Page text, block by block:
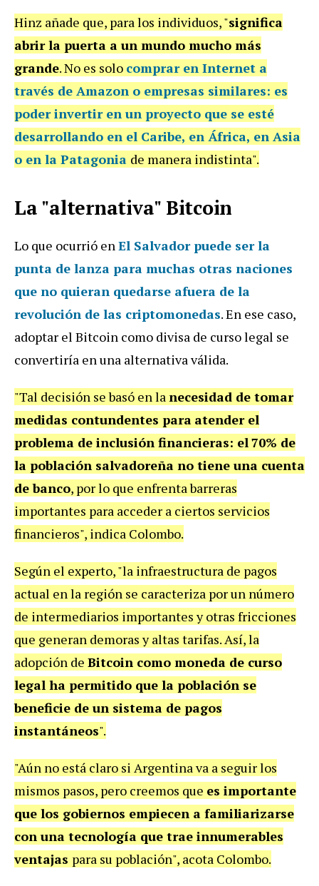
Hinz añade que, para los individuos, "significa
abrir la puerta a un mundo mucho más
grande. No es solo comprar en Internet a
través de Amazon o empresas similares: es
poder invertir en un proyecto que se esté
desarrollando en el Caribe, en África, en Asia
o en la Patagonia de manera indistinta".
La "alternativa" Bitcoin
Lo que ocurrió enEl Salvador puede ser la
punta de lanza para muchas otras naciones
que no quieran quedarse afuera de la
revolución de las criptomonedas. En ese caso,
adoptar el Bitcoin como divisa de curso legal se
convertiría en una alternativa válida.
"Tal decisión se basó en lanecesidad de tomar
medidas contundentes para atender el
problema de inclusión financieras: el70% de
la población salvadoreña no tiene una cuenta
de banco, por lo que enfrenta barreras
importantes para acceder a ciertos servicios
financieros", indica Colombo.
Según el experto, "la infraestructura de pagos
actual en la región se caracteriza por un número
de intermediarios importantes y otras fricciones
que generan demoras y altas tarifas. Así, la
adopción de Bitcoin como moneda de curso
legal ha permitido que la población se
beneficie de un sistema de pagos
instantáneos".
"Aún no está claro si Argentina va a seguir los
mismos pasos, pero creemos que es importante
que los gobiernos empiecen a familiarizarse
con una tecnología que trae innumerables
ventajas para su población", acota Colombo.